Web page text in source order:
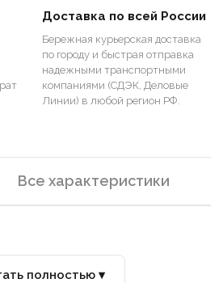
Доставка по всей России
Бережная курьерская доставка
по городу и быстрая отправка
надежными транспортными
компаниями (СДЭК, Деловые
Линии) в любой регион РФ.
Все характеристики
полностью ▾